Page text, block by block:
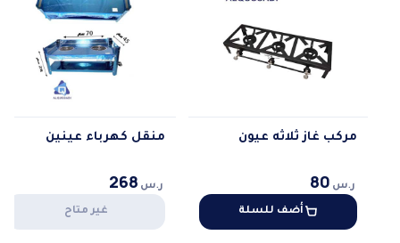
مركب غاز ثلاثه عيون
ر.س 80
أضف للسلة
منقل كهرباء عينين
ر.س 268
غير متاح